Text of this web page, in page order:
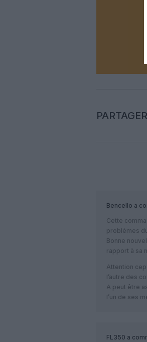
Bencello a
Cette
problèmes
Bonne
rapport à sa
Attention
l’autre des
A peut être
l’un de ses
FL350 a